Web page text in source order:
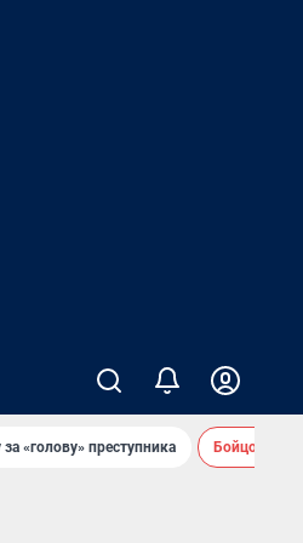
«голову» преступника Бойцовский